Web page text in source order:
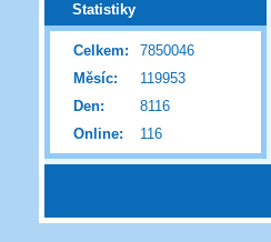
Statistiky
Online: 116
Celkem:
7850046
Měsíc:
119953
Den:
8116